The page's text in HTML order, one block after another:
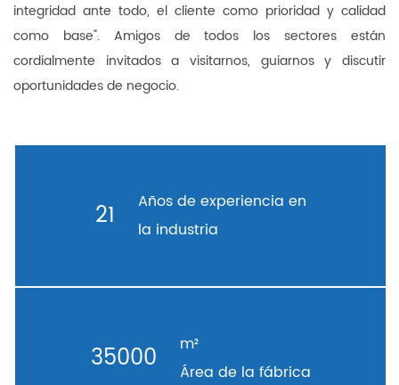
integridad ante todo, el cliente como prioridad y calidad
como base". Amigos de todos los sectores están
cordialmente invitados a visitarnos, guiarnos y discutir
oportunidades de negocio.
21
Años de experiencia en
la industria
35000
m²
Área de la fábrica